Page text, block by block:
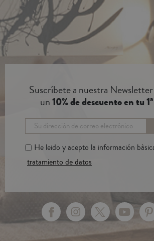
Suscríbete a nuestra
un10% de descuento en tu
He leido y acepto la información
tratamiento de datos